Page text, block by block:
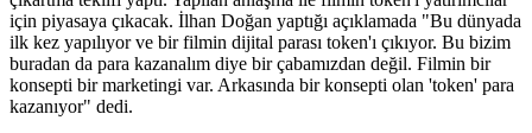
için piyasaya çıkacak. İlhan Doğan yaptığı açıklamada "Bu dünyada
ilk kez yapılıyor ve bir filmin dijital parası token'ı çıkıyor. Bu bizim
buradan da para kazanalım diye bir çabamızdan değil. Filmin bir
konsepti bir marketingi var. Arkasında bir konsepti olan 'token' para
kazanıyor" dedi.